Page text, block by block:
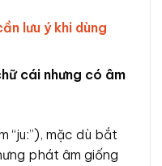
lưu ý khi dùng
cái nhưng có âm
“juː”), mặc dù bắt
phát âm giống